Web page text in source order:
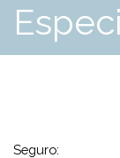
Seguro: